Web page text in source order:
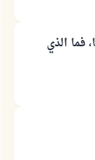
الذي